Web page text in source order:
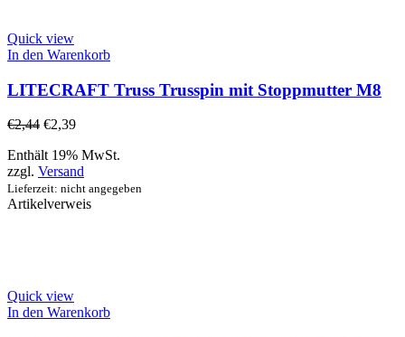
Quick view
In den Warenkorb
LITECRAFT Truss Trusspin mit Stoppmutter M8
€2,44 €2,39
Enthält 19% MwSt.
zzgl. Versand
Lieferzeit: nicht angegeben
Artikelverweis
Quick view
In den Warenkorb